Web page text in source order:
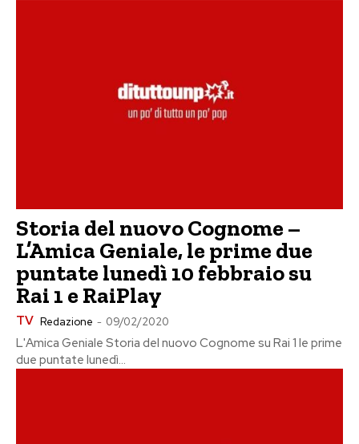
Storia del nuovo Cognome –
L’Amica Geniale, le prime due
puntate lunedì 10 febbraio su
Rai 1 e RaiPlay
TV Redazione - 09/02/2020
L'Amica Geniale Storia del nuovo Cognome su Rai 1 le prime
due puntate lunedì...